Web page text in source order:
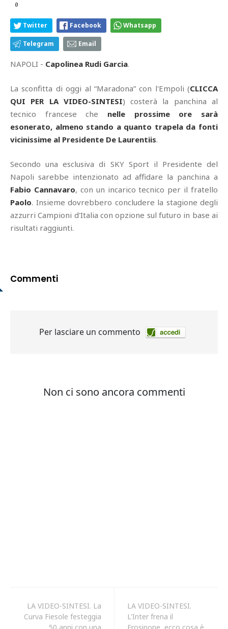
0
Twitter Facebook Whatsapp
Telegram Email
NAPOLI - Capolinea Rudi Garcia.
La sconfitta di oggi al “Maradona” con l'Empoli (CLICCA
QUI PER LA VIDEO-SINTESI) costerà la panchina al
tecnico francese che nelle prossime ore sarà
esonerato, almeno stando a quanto trapela da fonti
vicinissime al Presidente De Laurentiis.
Secondo una esclusiva di SKY Sport il Presidente del
Napoli sarebbe intenzionato ad affidare la panchina a
Fabio Cannavaro, con un incarico tecnico per il fratello
Paolo. Insieme dovrebbero concludere la stagione degli
azzurri Campioni d'Italia con opzione sul futuro in base ai
risultati raggiunti.
Commenti
LA VIDEO-SINTESI. La
Curva Fiesole festeggia
LA VIDEO-SINTESI.
L'Inter frena il